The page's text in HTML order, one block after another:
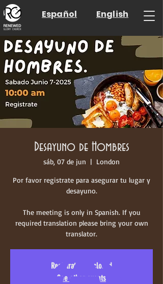
Español English
Desayuno de Hombres
sáb, 07 de jun
  |
London
Por favor registrate para asegurar tu lugar y
desayuno.
The meeting is only in Spanish. If you
required translation please bring your own
translator.
Registration is closed
See other events